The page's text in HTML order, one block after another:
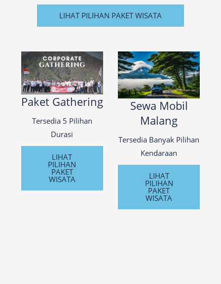
LIHAT PILIHAN PAKET WISATA
Paket Gathering
Tersedia 5 Pilihan
Durasi
LIHAT
PILIHAN
PAKET
WISATA
Sewa Mobil
Malang
Tersedia Banyak Pilihan
Kendaraan
LIHAT
PILIHAN
PAKET
WISATA